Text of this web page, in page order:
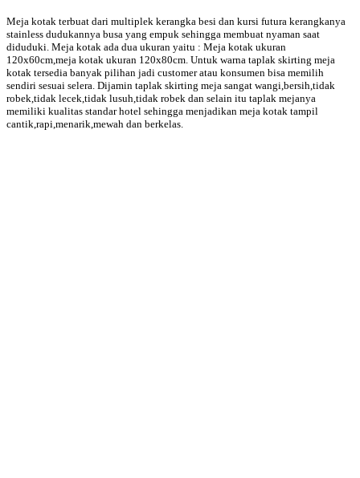
Meja kotak terbuat dari multiplek kerangka besi dan kursi futura kerangkanya
stainless dudukannya busa yang empuk sehingga membuat nyaman saat
diduduki. Meja kotak ada dua ukuran yaitu : Meja kotak ukuran
120x60cm,meja kotak ukuran 120x80cm. Untuk warna taplak skirting meja
kotak tersedia banyak pilihan jadi customer atau konsumen bisa memilih
sendiri sesuai selera. Dijamin taplak skirting meja sangat wangi,bersih,tidak
robek,tidak lecek,tidak lusuh,tidak robek dan selain itu taplak mejanya
memiliki kualitas standar hotel sehingga menjadikan meja kotak tampil
cantik,rapi,menarik,mewah dan berkelas.